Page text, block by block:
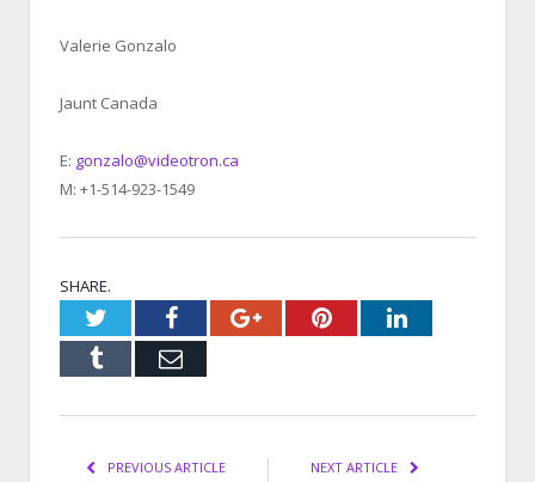
Valerie Gonzalo
Jaunt Canada
E: gonzalo@videotron.ca
M: +1-514-923-1549
SHARE.
TwitterFacebookGoogle+PinterestLinkedIn
Tumblr Email
PREVIOUS ARTICLE NEXT ARTICLE